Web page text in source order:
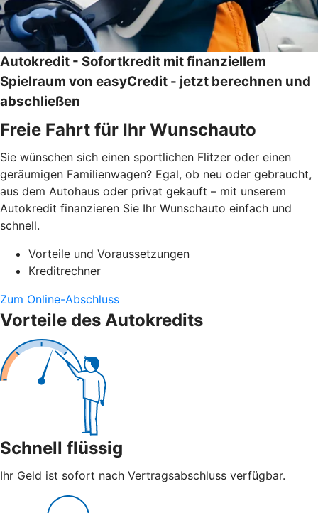
Autokredit - Sofortkredit mit finanziellem
Spielraum von easyCredit - jetzt berechnen und
abschließen
Freie Fahrt für Ihr Wunschauto
Sie wünschen sich einen sportlichen Flitzer oder einen
geräumigen Familienwagen? Egal, ob neu oder gebraucht,
aus dem Autohaus oder privat gekauft – mit unserem
Autokredit finanzieren Sie Ihr Wunschauto einfach und
schnell.
Vorteile und Voraussetzungen
Kreditrechner
Zum Online-Abschluss
Vorteile des Autokredits
Schnell flüssig
Ihr Geld ist sofort nach Vertragsabschluss verfügbar.